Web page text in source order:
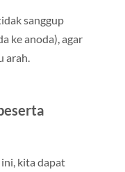
sanggup
ke anoda), agar
arah.
kita dapat